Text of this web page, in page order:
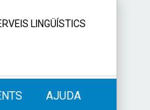
LINGÜÍSTICS
AJUDA